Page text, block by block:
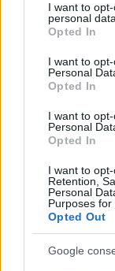
disclose it to
Please note that
services and
not limited to
grant or deny
consent section.
I want to
personal data.
Opted In
I want to
Personal
Opted In
I want to
Personal
Opted In
I want to
Retention,
Personal
Purposes for
Opted Out
Google